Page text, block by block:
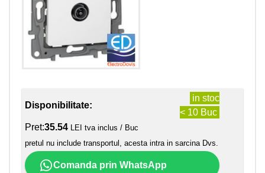
Disponibilitate:
in stoc
< 10 Buc
Pret:35.54 LEI tva inclus / Buc
pretul nu include transportul, acesta intra in sarcina Dvs.
Comanda prin WhatsApp